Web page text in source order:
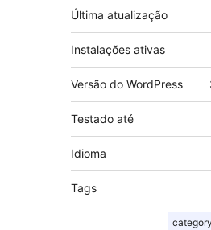
Última atualização
Instalações ativas
Versão do WordPress
Testado até
Idioma
Tags